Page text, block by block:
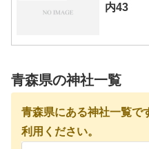
内43
青森県の神社一覧
青森県にある神社一覧で
利用ください。